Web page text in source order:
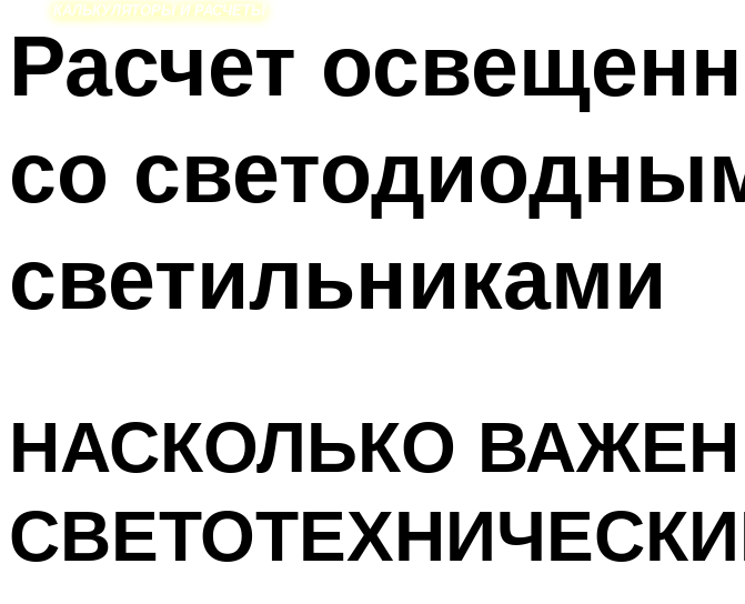
КАЛЬКУЛЯТОРЫ И РАСЧЕТЫ
Меню
Расчет
со
светильниками
НАСКОЛЬКО ВАЖЕН